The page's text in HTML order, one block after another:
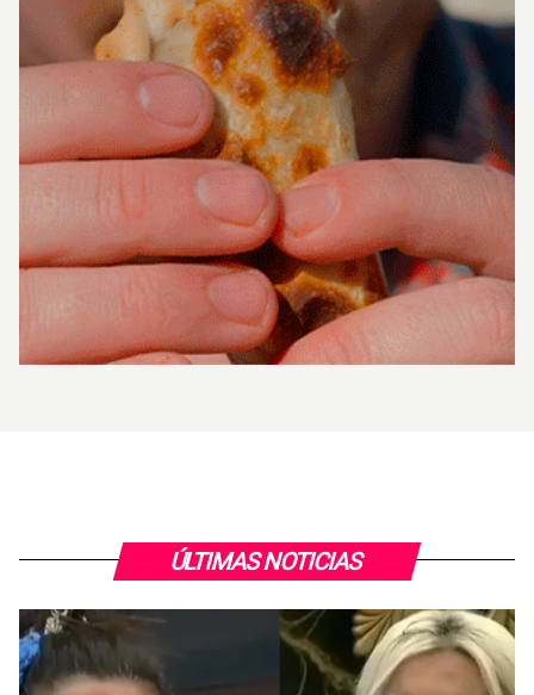
ÚLTIMAS NOTICIAS